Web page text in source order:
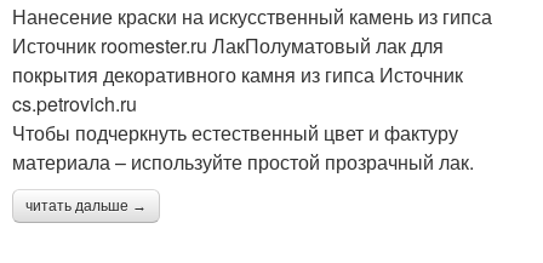
Нанесение краски на искусственный камень из гипса
Источник roomester.ru ЛакПолуматовый лак для
покрытия декоративного камня из гипса Источник
cs.petrovich.ru
Чтобы подчеркнуть естественный цвет и фактуру
материала – используйте простой прозрачный лак.
читать дальше →